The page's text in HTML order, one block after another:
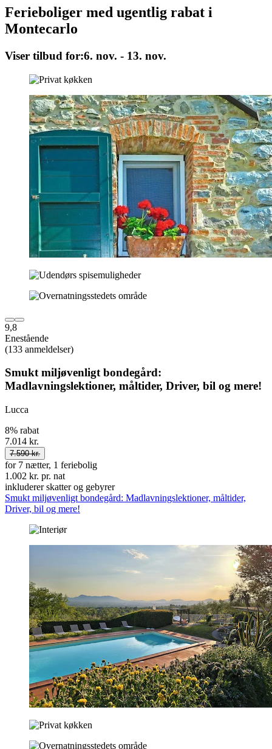
Ferieboliger med ugentlig rabat i
Montecarlo
Viser tilbud for:6. nov. - 13. nov.
9,8
Enestående
(133 anmeldelser)
Smukt miljøvenligt bondegård:
Madlavningslektioner, måltider, Driver, bil og mere!
Lucca
8% rabat
7.014 kr.
7.590 kr.
for 7 nætter, 1 feriebolig
1.002 kr. pr. nat
inkluderer skatter og gebyrer
Smukt miljøvenligt bondegård: Madlavningslektioner, måltider,
Driver, bil og mere!